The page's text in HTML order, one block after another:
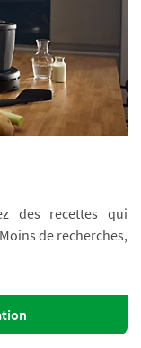
des recettes qui
de recherches,